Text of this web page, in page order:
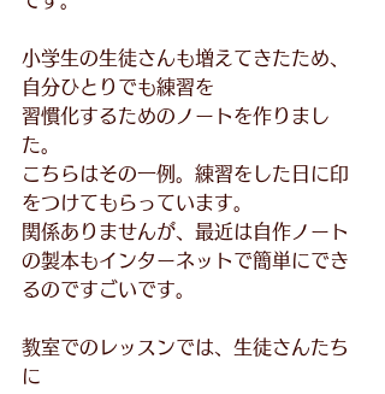
小学生の生徒さんも増えてきたため、
自分ひとりでも練習を
習慣化するためのノートを作りまし
た。
こちらはその一例。練習をした日に印
をつけてもらっています。
関係ありませんが、最近は自作ノート
の製本もインターネットで簡単にでき
るのですごいです。
教室でのレッスンでは、生徒さんたち
に